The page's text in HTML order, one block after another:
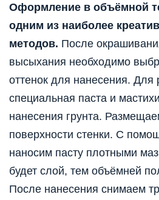
Оформление в объёмной
одним из наиболее
методов. После
высыхания необходимо
оттенок для нанесения. Для
специальная паста и
нанесения грунта.
поверхности стенки. С
наносим пасту плотными
будет слой, тем объёмней
После нанесения снимаем